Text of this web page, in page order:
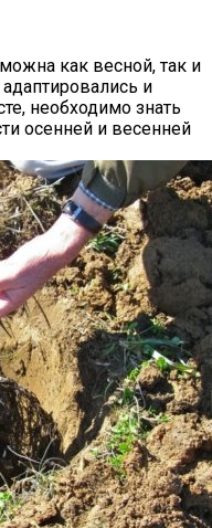
как весной, так и
и
необходимо знать
осенней и весенней